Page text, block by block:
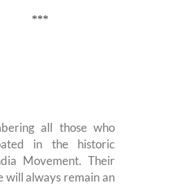
***
all those who
in the historic
Movement. Their
will always remain an